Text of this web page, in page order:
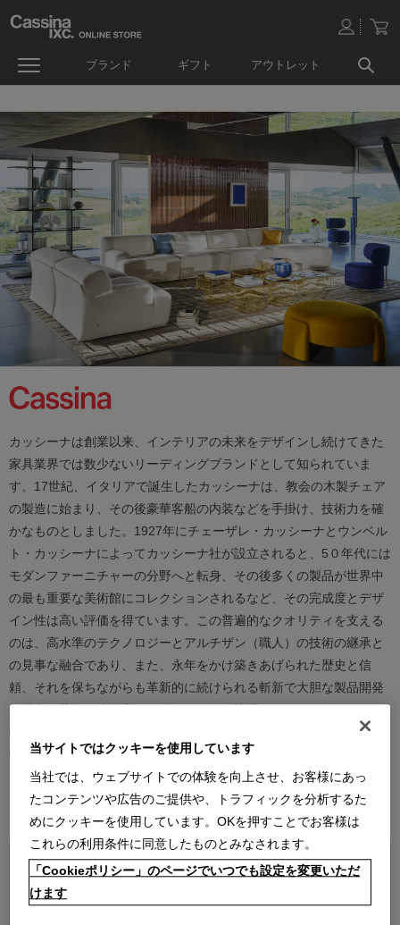
ブランド ギフト アウトレット
カッシーナは創業以来、インテリアの未来をデザインし続けてきた
家具業界では数少ないリーディングブランドとして知られていま
す。17世紀、イタリアで誕生したカッシーナは、教会の木製チェア
の製造に始まり、その後豪華客船の内装などを手掛け、技術力を確
かなものとしました。1927年にチェーザレ・カッシーナとウンベル
ト・カッシーナによってカッシーナ社が設立されると、5０年代には
モダンファーニチャーの分野へと転身、その後多くの製品が世界中
の最も重要な美術館にコレクションされるなど、その完成度とデザ
イン性は高い評価を得ています。この普遍的なクオリティを支える
のは、高水準のテクノロジーとアルチザン（職人）の技術の継承と
の見事な融合であり、また、永年をかけ築きあげられた歴史と信
頼、それを保ちながらも革新的に続けられる斬新で大胆な製品開発
と研究、著名な建築家やデザイナーとの協業にあります。カッシー
ナは、時代を越えて人々を魅了し、特別な満足感をもたらし続けま
す。
ブランド紹介を見る
当サイトではクッキーを使用しています
当社では、ウェブサイトでの体験を向上させ、お客様にあっ
たコンテンツや広告のご提供や、トラフィックを分析するた
めにクッキーを使用しています。OKを押すことでお客様は
これらの利用条件に同意したものとみなされます。
「Cookieポリシー」のページでいつでも設定を変更いただ
けます